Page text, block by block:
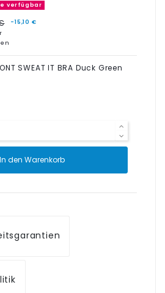
verfügbar
-15,10 €
SWEAT IT BRA Duck Green
In den Warenkorb